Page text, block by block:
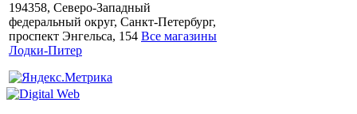
194358, Северо-Западный
федеральный округ, Санкт-Петербург,
проспект Энгельса, 154 Все магазины
Лодки-Питер